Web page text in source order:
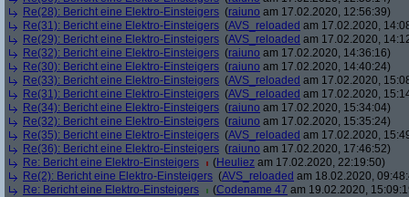
Re(28): Bericht eine Elektro-Einsteigers (raiuno am 17.02.2020, 12:56:39)
Re(31): Bericht eine Elektro-Einsteigers (AVS_reloaded am 17.02.2020,
Re(29): Bericht eine Elektro-Einsteigers (AVS_reloaded am 17.02.2020,
Re(32): Bericht eine Elektro-Einsteigers (raiuno am 17.02.2020, 14:36:16)
Re(30): Bericht eine Elektro-Einsteigers (raiuno am 17.02.2020, 14:40:24)
Re(33): Bericht eine Elektro-Einsteigers (AVS_reloaded am 17.02.2020,
Re(31): Bericht eine Elektro-Einsteigers (AVS_reloaded am 17.02.2020,
Re(34): Bericht eine Elektro-Einsteigers (raiuno am 17.02.2020, 15:34:04)
Re(32): Bericht eine Elektro-Einsteigers (raiuno am 17.02.2020, 15:35:24)
Re(35): Bericht eine Elektro-Einsteigers (AVS_reloaded am 17.02.2020,
Re(36): Bericht eine Elektro-Einsteigers (raiuno am 17.02.2020, 17:46:52)
Re: Bericht eine Elektro-Einsteigers
(Heuliez am 17.02.2020, 22:19:50)
Re(2): Bericht eine Elektro-Einsteigers (AVS_reloaded am 18.02.2020,
Re: Bericht eine Elektro-Einsteigers
(Codename 47 am 19.02.2020,